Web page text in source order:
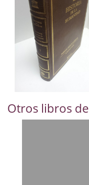
Naturaleza
Novela Extranjera
Novela fantástica
Novela histórica
Novela romántica
Otros libros de